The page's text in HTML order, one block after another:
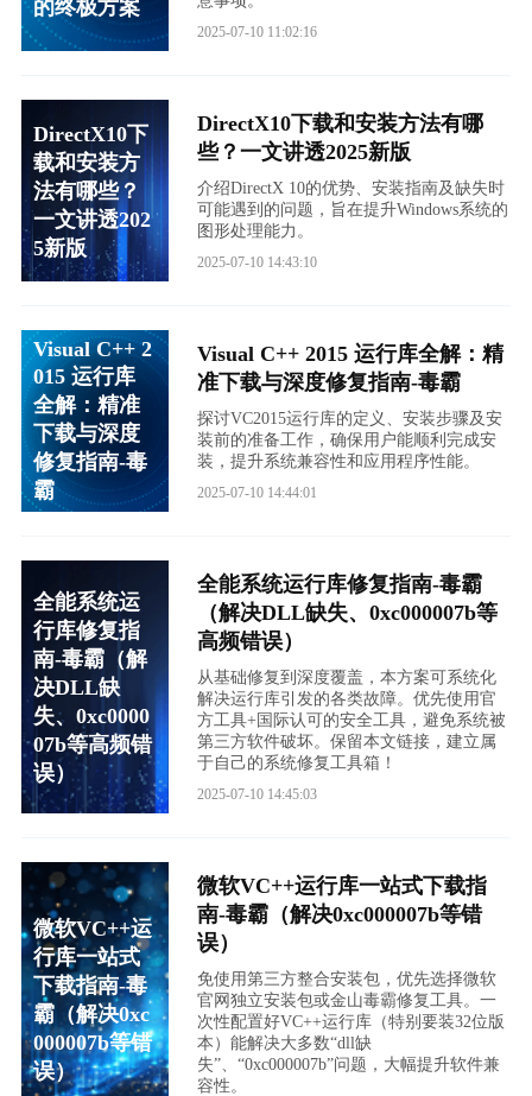
的终极方案
2025-07-10 11:02:16
DirectX10下
载和安装方
法有哪些？
一文讲透202
5新版
DirectX10下载和安装方法有哪
些？一文讲透2025新版
介绍DirectX 10的优势、安装指南及缺失时
可能遇到的问题，旨在提升Windows系统的
图形处理能力。
2025-07-10 14:43:10
Visual C++ 2
015 运行库
全解：精准
下载与深度
修复指南-毒
霸
Visual C++ 2015 运行库全解：精
准下载与深度修复指南-毒霸
探讨VC2015运行库的定义、安装步骤及安
装前的准备工作，确保用户能顺利完成安
装，提升系统兼容性和应用程序性能。
2025-07-10 14:44:01
全能系统运
行库修复指
南-毒霸（解
决DLL缺
失、0xc0000
07b等高频错
误）
全能系统运行库修复指南-毒霸
（解决DLL缺失、0xc000007b等
高频错误）
从基础修复到深度覆盖，本方案可系统化
解决运行库引发的各类故障。优先使用官
方工具+国际认可的安全工具，避免系统被
第三方软件破坏。保留本文链接，建立属
于自己的系统修复工具箱！
2025-07-10 14:45:03
微软VC++运
行库一站式
下载指南-毒
霸（解决0xc
000007b等错
误）
微软VC++运行库一站式下载指
南-毒霸（解决0xc000007b等错
误）
免使用第三方整合安装包，优先选择微软
官网独立安装包或金山毒霸修复工具。一
次性配置好VC++运行库（特别要装32位版
本）能解决大多数“dll缺
失”、“0xc000007b”问题，大幅提升软件兼
容性。